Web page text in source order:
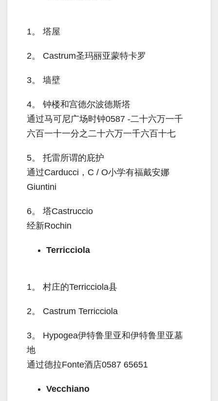
1。 塔屋
2。 Castrum圣玛丽亚蒙特卡罗
3。 墙壁
4。
钟楼和宫德尔波德斯塔
通过马可尼广场时钟0587 -二十六万一千
六百一十一分之二十六万一千六百十七
5。
托雷所谓的庇护
通过Carducci，C / O小学有福戴安娜
Giuntini
6。
塔Castruccio
经新Rochin
Terricciola
1。 村庄的Terricciola县
2。 Castrum Terricciola
3。
Hypogea伊特鲁里亚和伊特鲁里亚墓
地
通过德拉Fonte酒店0587 65651
Vecchiano